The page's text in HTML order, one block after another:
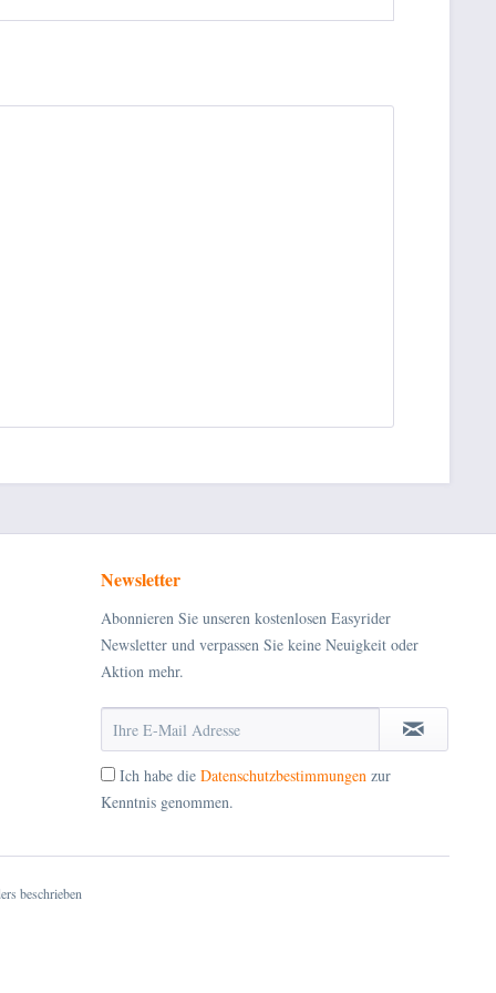
Newsletter
Abonnieren Sie unseren kostenlosen Easyrider
Newsletter und verpassen Sie keine Neuigkeit oder
Aktion mehr.
Ich habe die Datenschutzbestimmungen zur
Kenntnis genommen.
beschrieben